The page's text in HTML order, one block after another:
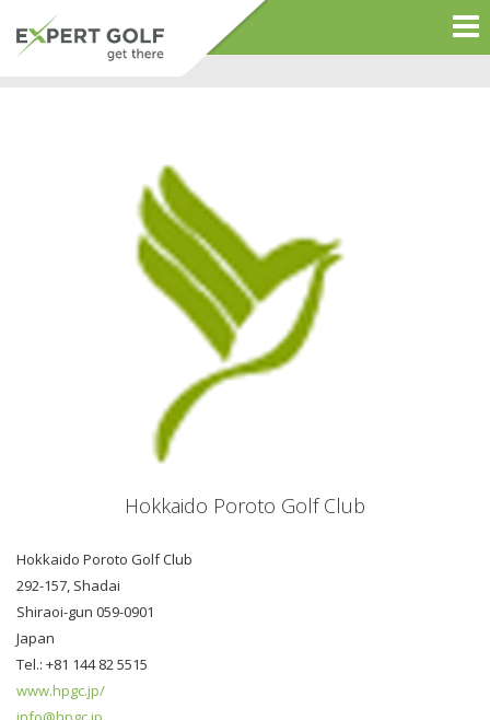
Hokkaido Poroto Golf Club
Hokkaido Poroto Golf Club
292-157, Shadai
Shiraoi-gun 059-0901
Japan
Tel.: +81 144 82 5515
www.hpgc.jp/